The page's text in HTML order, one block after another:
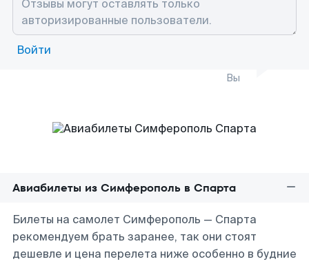
Войти
Вы
Авиабилеты из Симферополь в Спарта
Билеты на самолет Симферополь — Спарта
рекомендуем брать заранее, так они стоят
дешевле и цена перелета ниже особенно в будние